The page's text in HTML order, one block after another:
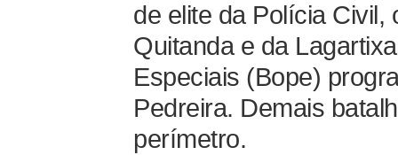
de elite da Polícia Civil,
Quitanda e da
Especiais (Bope)
Pedreira. Demais
perímetro.